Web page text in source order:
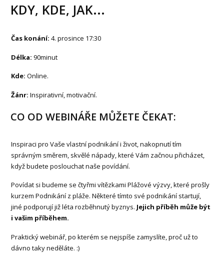
KDY, KDE, JAK...
Čas konání: 4. prosince 17:30
Délka: 90minut
Kde: Online.
Žánr: Inspirativní, motivační.
CO OD WEBINÁŘE MŮŽETE ČEKAT:
Inspiraci pro Vaše vlastní podnikání i život, nakopnutí tím
správným směrem, skvělé nápady, které Vám začnou přicházet,
když budete poslouchat naše povídání.
Povídat si budeme se čtyřmi vítězkami Plážové výzvy, které prošly
kurzem Podnikání z pláže. Některé tímto své podnikání startují,
jiné podporují již léta rozběhnutý byznys. Jejich příběh může být
i vašim příběhem.
Praktický webinář, po kterém se nejspíše zamyslíte, proč už to
dávno taky neděláte. :)